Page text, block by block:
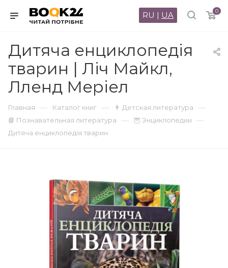
0
RU | UA
Дитяча енциклопедія
тварин | Ліч Майкл,
Лленд Меріел
Главная — Каталог книг — 👨 Детская литература —
📘 Познавательная литература — 🦉 Энциклопедии —
Дитяча енциклопедія тварин